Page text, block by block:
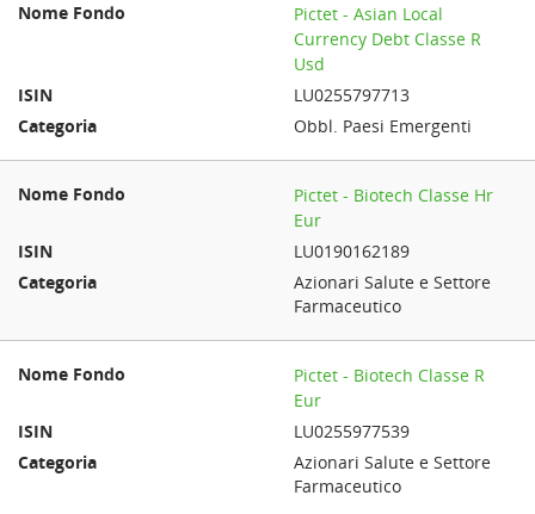
Pictet - Asian Local
Currency Debt Classe R
Usd
LU0255797713
Obbl. Paesi Emergenti
Pictet - Biotech Classe Hr
Eur
LU0190162189
Azionari Salute e Settore
Farmaceutico
Pictet - Biotech Classe R
Eur
LU0255977539
Azionari Salute e Settore
Farmaceutico